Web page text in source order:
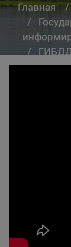
Главная
ГИБДД